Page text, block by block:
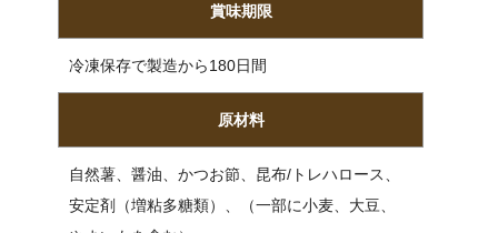
賞味期限
冷凍保存で製造から180日間
原材料
自然薯、醤油、かつお節、昆布/トレハロース、
安定剤（増粘多糖類）、（一部に小麦、大豆、